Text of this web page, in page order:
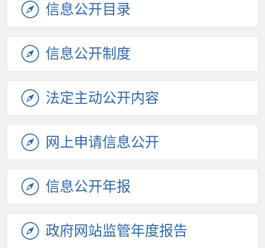
信息公开目录
信息公开制度
法定主动公开内容
网上申请信息公开
信息公开年报
政府网站监管年度报告